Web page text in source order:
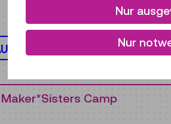
Camp
Nur
Nur